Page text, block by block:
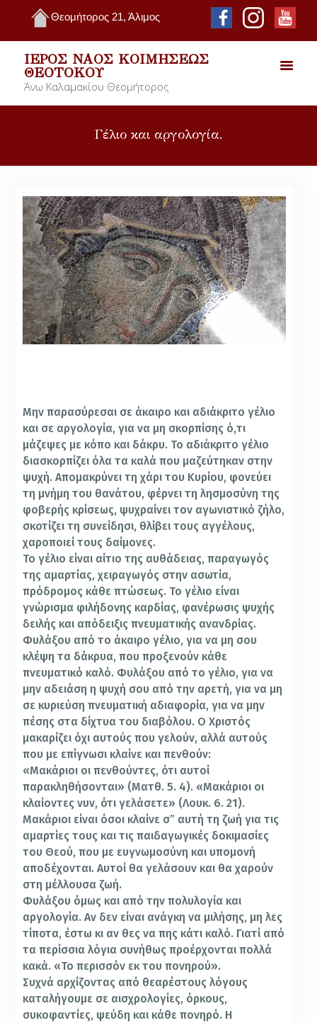
Θεομήτορος 21, Άλιμος
ΙΕΡΌΣ ΝΑΌΣ ΚΟΙΜΉΣΕΩΣ
ΘΕΟΤΌΚΟΥ
Άνω Καλαμακίου Θεομήτορος
Γέλιο και αργολογία.
Μην παρασύρεσαι σε άκαιρο και αδιάκριτο γέλιο
και σε αργολογία, για να μη σκορπίσης ό,τι
μάζεψες με κόπο και δάκρυ. Το αδιάκριτο γέλιο
διασκορπίζει όλα τα καλά που μαζεύτηκαν στην
ψυχή. Απομακρύνει τη χάρι του Κυρίου, φονεύει
τη μνήμη του θανάτου, φέρνει τη λησμοσύνη της
φοβερής κρίσεως, ψυχραίνει τον αγωνιστικό ζήλο,
σκοτίζει τη συνείδησι, θλίβει τους αγγέλους,
χαροποιεί τους δαίμονες.
Το γέλιο είναι αίτιο της αυθάδειας, παραγωγός
της αμαρτίας, χειραγωγός στην ασωτία,
πρόδρομος κάθε πτώσεως. Το γέλιο είναι
γνώρισμα φιλήδονης καρδίας, φανέρωσις ψυχής
δειλής και απόδειξις πνευματικής ανανδρίας.
Φυλάξου από το άκαιρο γέλιο, για να μη σου
κλέψη τα δάκρυα, που προξενούν κάθε
πνευματικό καλό. Φυλάξου από το γέλιο, για να
μην αδειάση η ψυχή σου από την αρετή, για να μη
σε κυριεύση πνευματική αδιαφορία, για να μην
πέσης στα δίχτυα του διαβόλου. Ο Χριστός
μακαρίζει όχι αυτούς που γελούν, αλλά αυτούς
που με επίγνωσι κλαίνε και πενθούν:
«Μακάριοι οι πενθούντες, ότι αυτοί
παρακληθήσονται» (Ματθ. 5. 4). «Μακάριοι οι
κλαίοντες νυν, ότι γελάσετε» (Λουκ. 6. 21).
Μακάριοι είναι όσοι κλαίνε σ” αυτή τη ζωή για τις
αμαρτίες τους και τις παιδαγωγικές δοκιμασίες
του Θεού, που με ευγνωμοσύνη και υπομονή
αποδέχονται. Αυτοί θα γελάσουν και θα χαρούν
στη μέλλουσα ζωή.
Φυλάξου όμως και από την πολυλογία και
αργολογία. Αν δεν είναι ανάγκη να μιλήσης, μη λες
τίποτα, έστω κι αν θες να πης κάτι καλό. Γιατί από
τα περίσσια λόγια συνήθως προέρχονται πολλά
κακά. «Το περισσόν εκ του πονηρού».
Συχνά αρχίζοντας από θεαρέστους λόγους
καταλήγουμε σε αισχρολογίες, όρκους,
συκοφαντίες, ψεύδη και κάθε πονηρό. Η